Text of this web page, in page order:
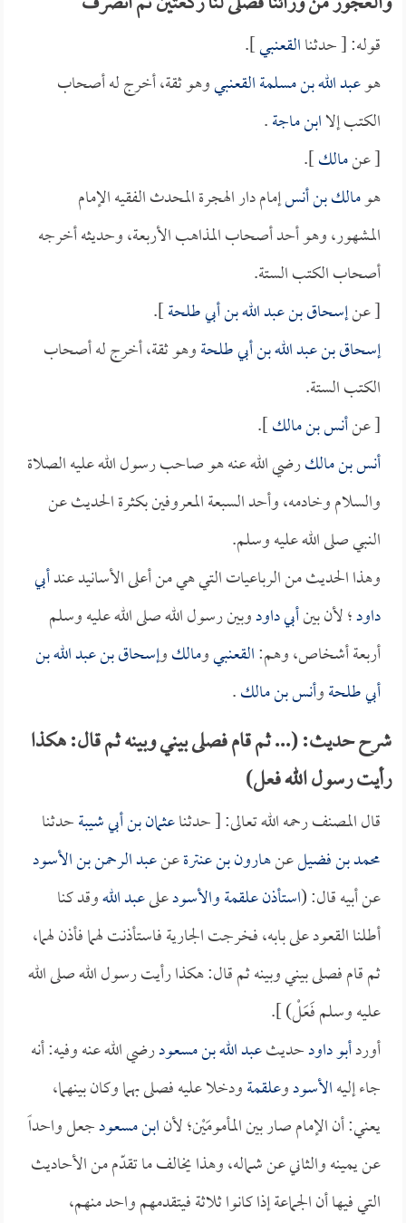
قوله: [ حدثناالقعنبي].
هوعبد الله بن مسلمة القعنبيوهو ثقة، أخرج له أصحاب
الكتب إلاابن ماجة.
[ عنمالك].
هومالك بن أنسإمام دار الهجرة المحدث الفقيه الإمام
المشهور، وهو أحد أصحاب المذاهب الأربعة، وحديثه أخرجه
أصحاب الكتب الستة.
[ عنإسحاق بن عبد الله بن أبي طلحة].
إسحاق بن عبد الله بن أبي طلحةوهو ثقة، أخرج له أصحاب
الكتب الستة.
[ عنأنس بن مالك].
أنس بن مالكرضي الله عنه هو صاحب رسول الله عليه الصلاة
والسلام وخادمه، وأحد السبعة المعروفين بكثرة الحديث عن
النبي صلى الله عليه وسلم.
وهذا الحديث من الرباعيات التي هي من أعلى الأسانيد عندأبي
داود؛ لأن بينأبي داودوبين رسول الله صلى الله عليه وسلم
أربعة أشخاص، وهم:القعنبيومالكوإسحاق بن عبد الله بن
أبي طلحةوأنس بن مالك.
شرح حديث: (... ثم قام فصلى بيني وبينه ثم قال: هكذا
رأيت رسول الله فعل)
قال المصنف رحمه الله تعالى: [ حدثناعثمان بن أبي شيبةحدثنا
محمد بن فضيلعنهارون بن عنترةعنعبد الرحمن بن الأسود
عن أبيه قال: (استأذنعلقمةوالأسودعلىعبد اللهوقد كنا
أطلنا القعود على بابه، فخرجت الجارية فاستأذنت لهما فأذن لهما،
ثم قام فصلى بيني وبينه ثم قال: هكذا رأيت رسول الله صلى الله
عليه وسلم فَعَلْ) ].
أوردأبو داودحديثعبد الله بن مسعودرضي الله عنه وفيه: أنه
جاء إليهالأسودوعلقمةودخلا عليه فصلى بهما وكان بينهما،
يعني: أن الإمام صار بين المأمومَيْن؛ لأنابن مسعودجعل واحداً
عن يمينه والثاني عن شماله، وهذا يخالف ما تقدّم من الأحاديث
التي فيها أن الجماعة إذا كانوا ثلاثة فيتقدمهم واحد منهم،